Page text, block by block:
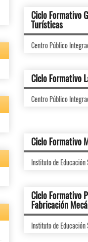
Ciclo Formativo
Turísticas
Centro Público
Ciclo Formativo
Centro Público
Ciclo Formativo
Instituto de Educación
Ciclo Formativo
Fabricación
Instituto de Educación